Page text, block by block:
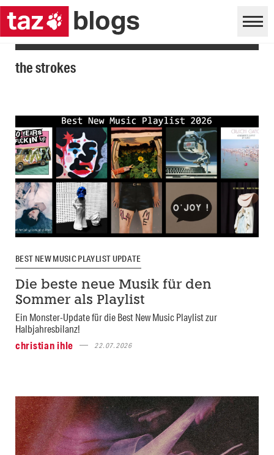
the strokes
BEST NEW MUSIC PLAYLIST UPDATE
Die beste neue Musik für den
Sommer als Playlist
Ein Monster-Update für die Best New Music Playlist zur
Halbjahresbilanz!
christian ihle
22.07.2026